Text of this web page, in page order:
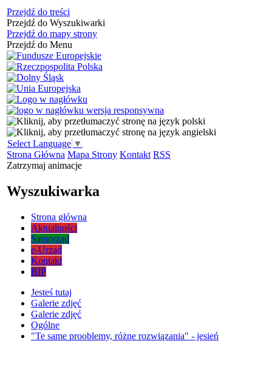
Przejdź do treści
Przejdź do Wyszukiwarki
Przejdź do mapy strony
Przejdź do Menu
Select Language ▼
Strona Główna Mapa Strony Kontakt RSS
Zatrzymaj animacje
Wyszukiwarka
Strona główna
Aktualności
Samorząd
e-Urząd
Kontakt
BIP
Jesteś tutaj
Galerie zdjęć
Galerie zdjęć
Ogólne
"Te same prooblemy, różne rozwiązania" - jesień